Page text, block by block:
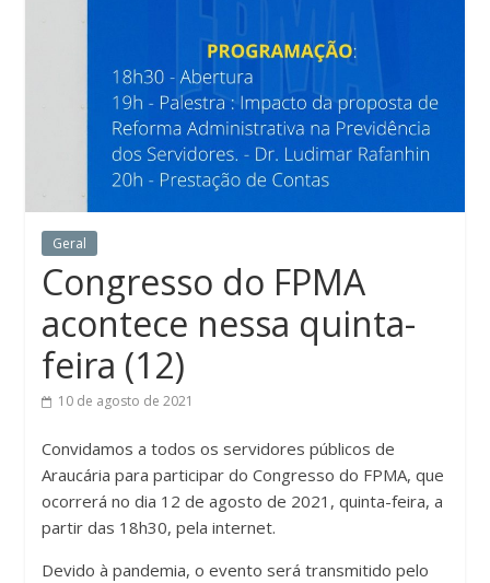
Geral
Congresso do FPMA
acontece nessa quinta-
feira (12)
10 de agosto de 2021
Convidamos a todos os servidores públicos de
Araucária para participar do Congresso do FPMA, que
ocorrerá no dia 12 de agosto de 2021, quinta-feira, a
partir das 18h30, pela internet.
Devido à pandemia, o evento será transmitido pelo